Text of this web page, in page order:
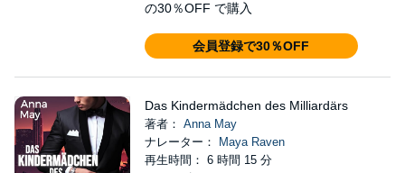
の30％OFF で購入
会員登録で30％OFF
Das Kindermädchen des Milliardärs
著者： Anna May
ナレーター：
Maya Raven
再生時間： 6 時間 15 分